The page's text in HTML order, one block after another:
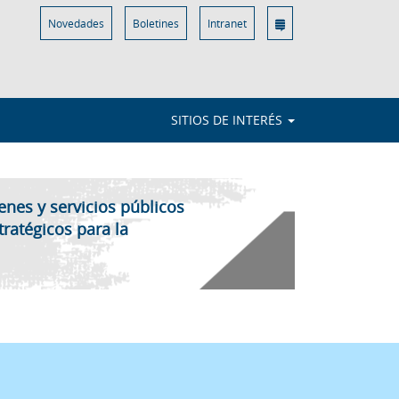
Novedades Boletines Intranet
SITIOS DE INTERÉS
y servicios públicos
para la